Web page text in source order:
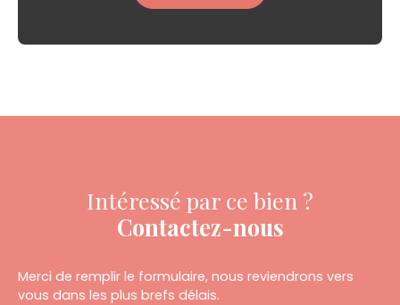
Intéressé par ce bien ?
Contactez-nous
Merci de remplir le formulaire, nous reviendrons vers
vous dans les plus brefs délais.